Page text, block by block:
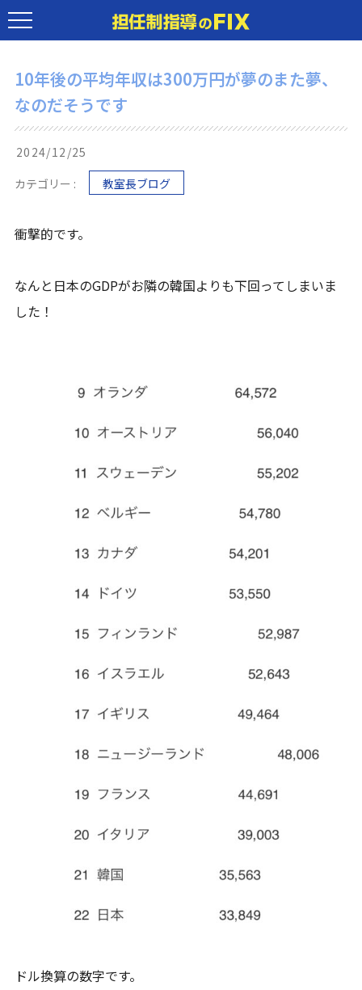
10年後の平均年収は300万円が夢のまた夢、
なのだそうです
2024/12/25
カテゴリー :
教室長ブログ
衝撃的です。
なんと日本のGDPがお隣の韓国よりも下回ってしまいま
した！
ドル換算の数字です。